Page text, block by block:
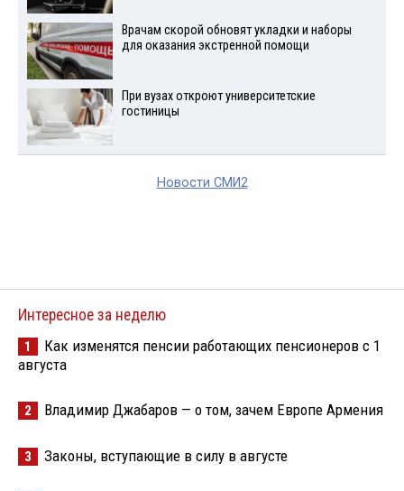
Врачам скорой обновят укладки и наборы
для оказания экстренной помощи
При вузах откроют университетские
гостиницы
Новости СМИ2
Интересное за неделю
1
Как изменятся пенсии работающих пенсионеров с 1
августа
2 Владимир Джабаров — о том, зачем Европе Армения
3 Законы, вступающие в силу в августе